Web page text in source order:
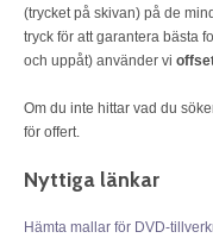
(trycket på skivan) på de
tryck för att garantera bästa
och uppåt) använder vi
Om du inte hittar vad du
för offert.
Nyttiga länkar
Hämta mallar för DVD-